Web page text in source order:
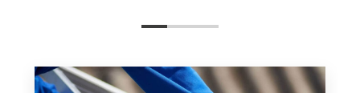
Anker Solix x1 1ph SV